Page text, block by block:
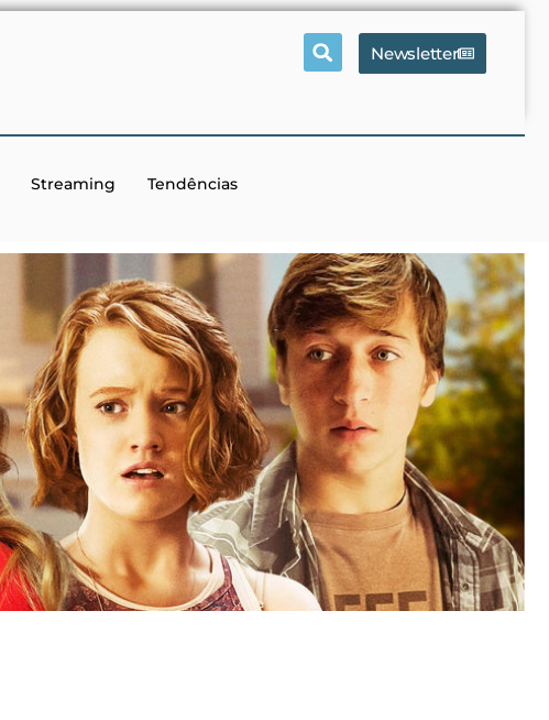
Newsletter
Streaming Tendências